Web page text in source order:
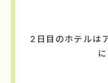
2日目のホテルは